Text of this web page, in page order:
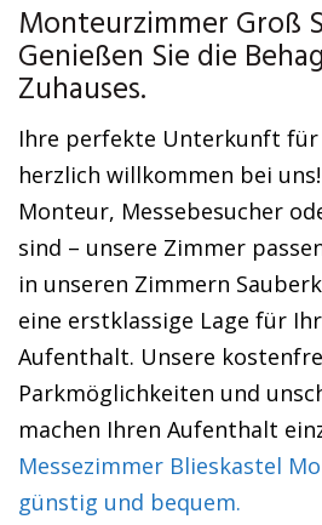
Monteurzimmer Groß
Genießen Sie die
Zuhauses.
Ihre perfekte Unterkunft für
herzlich willkommen bei
Monteur, Messebesucher
sind – unsere Zimmer
in unseren Zimmern
eine erstklassige Lage für
Aufenthalt. Unsere
Parkmöglichkeiten und
machen Ihren Aufenthalt
Messezimmer Blieskastel
günstig und bequem.